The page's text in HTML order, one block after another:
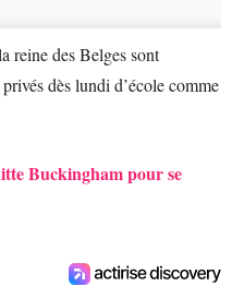
reine des Belges sont
dès lundi d’école comme
Buckingham pour se